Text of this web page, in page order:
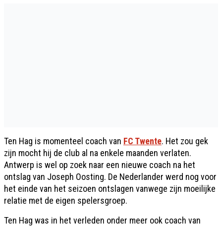
Ten Hag is momenteel coach van FC Twente. Het zou gek
zijn mocht hij de club al na enkele maanden verlaten.
Antwerp is wel op zoek naar een nieuwe coach na het
ontslag van Joseph Oosting. De Nederlander werd nog voor
het einde van het seizoen ontslagen vanwege zijn moeilijke
relatie met de eigen spelersgroep.
Ten Hag was in het verleden onder meer ook coach van